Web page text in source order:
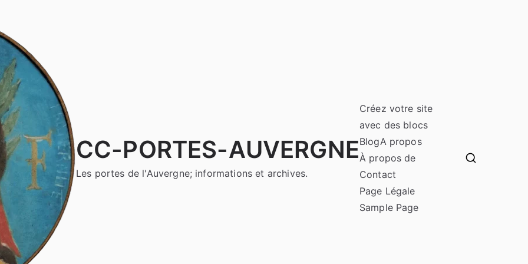
CC-PORTES-AUVERGNE
Les portes de l'Auvergne; informations et archives.
Créez votre site
avec des blocs
BlogA propos
À propos de
Contact
Page Légale
Sample Page